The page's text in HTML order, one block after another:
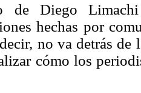
de Diego
hechas por
no va detrás de
cómo los